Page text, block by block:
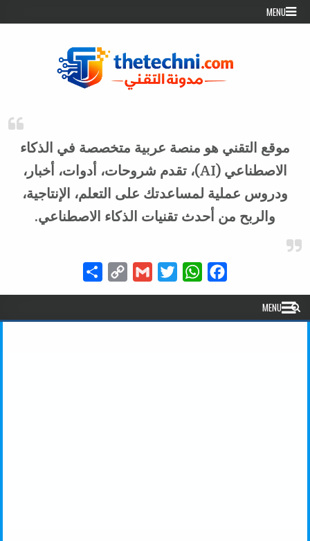
Skip to content
MENU
موقع التقني هو منصة عربية متخصصة في الذكاء
الاصطناعي (AI)، تقدم شروحات، أدوات، أخبار،
ودروس عملية لمساعدتك على التعلم، الإنتاجية،
والربح من أحدث تقنيات الذكاء الاصطناعي.
Facebook
WhatsApp
Twitter
Gmail
Copy
MENU